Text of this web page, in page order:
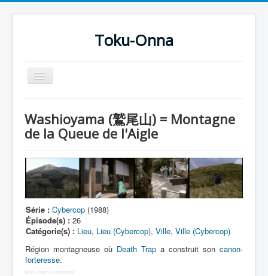
Toku-Onna
Basculer
la
Toku-Actrices
Séries
Films
COSAA
Dessins
Artiste Asperger
Lexique
Washioyama (鷲尾山) = Montagne
de la Queue de l'Aigle
Série : Cybercop (1988)
Épisode(s) : 26
Catégorie(s) : Lieu, Lieu (Cybercop), Ville, Ville (Cybercop)
Région montagneuse où Death Trap a construit son canon-
forteresse.
More Joomla Extensions